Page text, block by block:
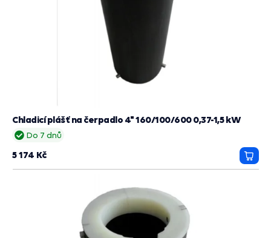
Do 7 dnů
Chladicí plášť na čerpadlo 4" 160/100/600 0,37-1,5 kW
5 174 Kč
do